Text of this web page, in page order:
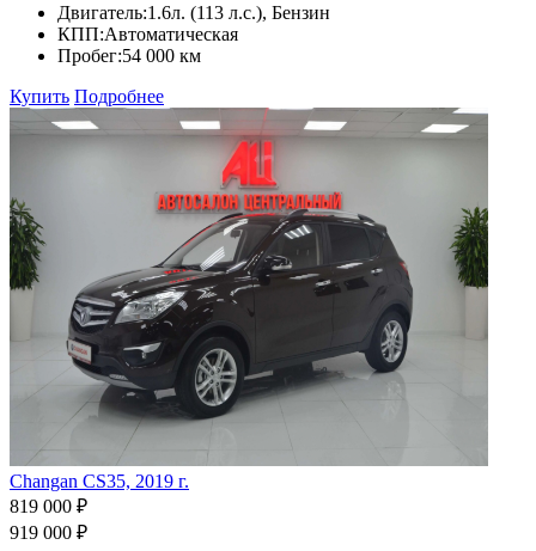
Двигатель:1.6л. (113 л.с.), Бензин
КПП:Автоматическая
Пробег:54 000 км
Купить Подробнее
Changan CS35, 2019 г.
819 000 ₽
919 000 ₽